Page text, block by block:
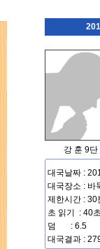
강 훈 9단
대국날짜 :
대국장소 : 바
제한시간 : 30
초 읽기 : 40
덤 : 6.5
대국결과 :